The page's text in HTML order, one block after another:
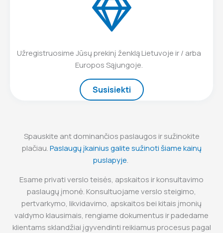
Užregistruosime Jūsų prekinį ženklą Lietuvoje ir / arba
Europos Sąjungoje.
Susisiekti
Spauskite ant dominančios paslaugos ir sužinokite
plačiau.Paslaugų įkainius galite sužinoti šiame kainų
puslapyje.
Esame privati verslo teisės, apskaitos ir konsultavimo
paslaugų įmonė. Konsultuojame verslo steigimo,
pertvarkymo, likvidavimo, apskaitos bei kitais įmonių
valdymo klausimais, rengiame dokumentus ir padedame
klientams sklandžiai įgyvendinti reikiamus procesus pagal